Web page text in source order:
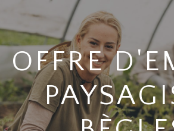
OFFRE
Panneau de gestion des cookies